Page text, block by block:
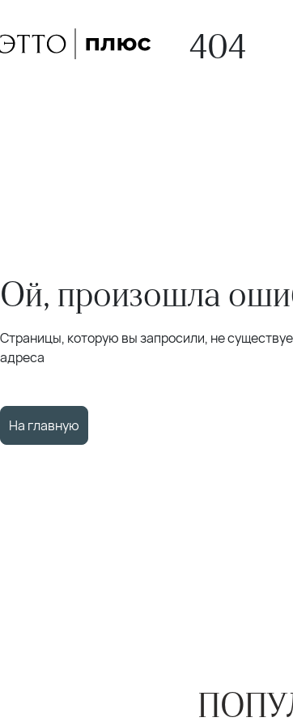
404
Ой, произошла
Страницы, которую вы запросили, не
адреса
На главную